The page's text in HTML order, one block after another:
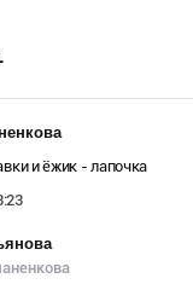
и ёжик - лапочка